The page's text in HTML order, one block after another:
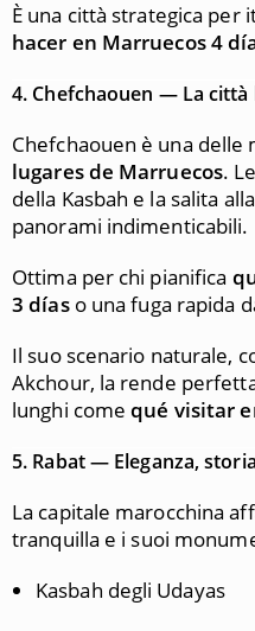
È una città strategica per
hacer en Marruecos 4
4. Chefchaouen — La
Chefchaouen è una
lugares de Marruecos.
della Kasbah e la salita
panorami indimenticabili.
Ottima per chi pianifica
3 díaso una fuga rapida
Il suo scenario naturale,
Akchour, la rende
lunghi comequé visitar
5. Rabat — Eleganza,
La capitale marocchina
tranquilla e i suoi
Kasbah degli Udayas